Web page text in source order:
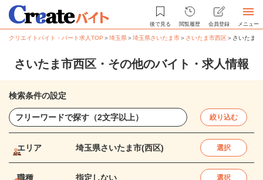
後で見る 閲覧履歴 会員登録 メニュー
クリエイトバイト・パート求人TOP ＞埼玉県＞埼玉県さいたま市＞ さいたま市西区＞ さいたま
さいたま市西区・その他のバイト・求人情報
検索条件の設定
絞り込む
エリア 埼玉県さいたま市(西区) 選択
職種 指定しない 選択